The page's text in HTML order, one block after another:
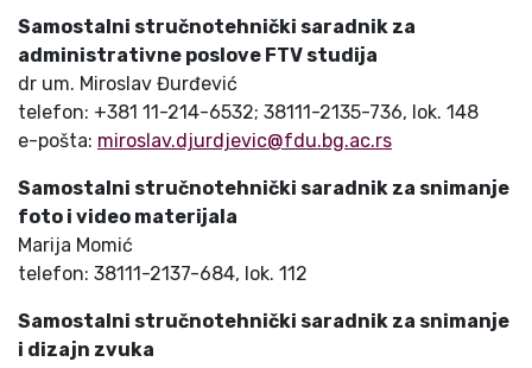
Samostalni stručnotehnički saradnik za
administrativne poslove FTV studija
dr um. Miroslav Đurđević
telefon: +381 11-214-6532; 38111-2135-736, lok. 148
e-pošta: miroslav.djurdjevic@fdu.bg.ac.rs
Samostalni stručnotehnički saradnik za snimanje
foto i video materijala
Marija Momić
telefon: 38111-2137-684, lok. 112
Samostalni stručnotehnički saradnik za snimanje
i dizajn zvuka